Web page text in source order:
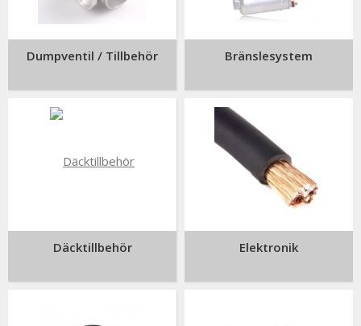
Dumpventil / Tillbehör Bränslesystem
Däcktillbehör Elektronik